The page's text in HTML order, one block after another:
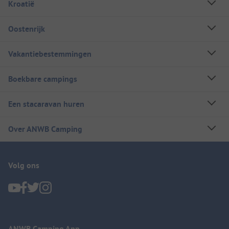
Kroatië
Oostenrijk
Vakantiebestemmingen
Boekbare campings
Een stacaravan huren
Over ANWB Camping
Volg ons